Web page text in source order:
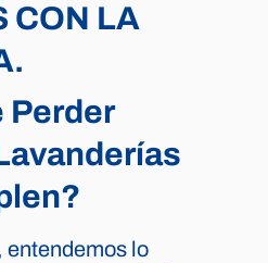
CON LA
Perder
entendemos lo